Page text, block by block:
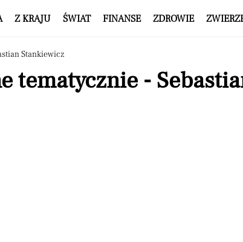
Z KRAJU ŚWIAT FINANSE ZDROWIE
Stankiewicz
tematycznie -